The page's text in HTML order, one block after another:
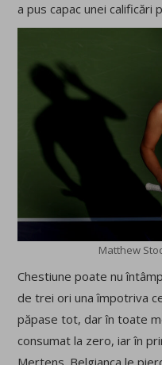
a pus capac unei calificări
Matthew
Chestiune poate nu
de trei ori una împotriva
păpase tot, dar în toate
consumat la zero, iar în
Mertens. Belgianca le